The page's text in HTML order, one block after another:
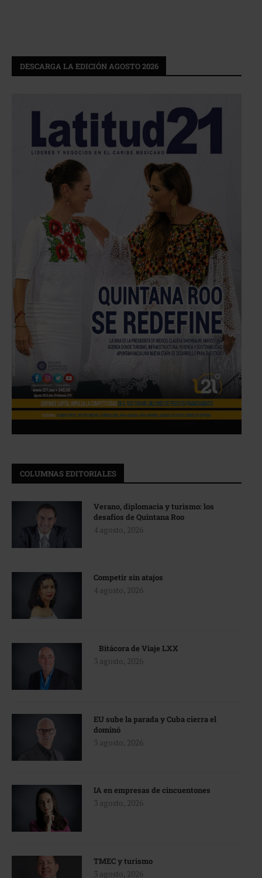
DESCARGA LA EDICIÓN AGOSTO 2026
COLUMNAS EDITORIALES
Verano, diplomacia y turismo: los
desafíos de Quintana Roo
4 agosto, 2026
Competir sin atajos
4 agosto, 2026
Bitácora de Viaje LXX
3 agosto, 2026
EU sube la parada y Cuba cierra el
dominó
3 agosto, 2026
IA en empresas de cincuentones
3 agosto, 2026
TMEC y turismo
3 agosto, 2026